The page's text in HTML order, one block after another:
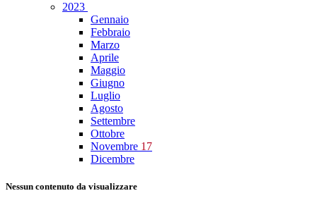
2023
Gennaio
Febbraio
Marzo
Aprile
Maggio
Giugno
Luglio
Agosto
Settembre
Ottobre
Novembre 17
Dicembre
Nessun contenuto da visualizzare